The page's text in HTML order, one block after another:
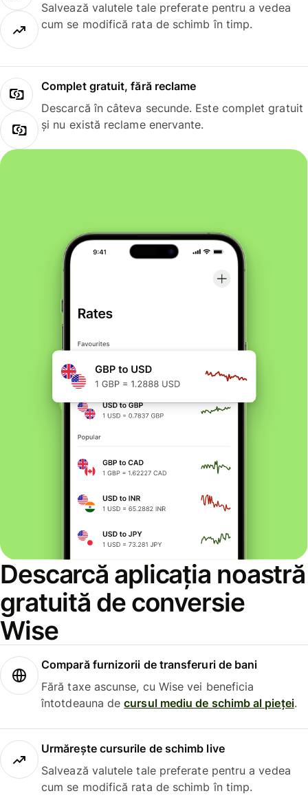
Salvează valutele tale preferate pentru a vedea
cum se modifică rata de schimb în timp.
Complet gratuit, fără reclame
Descarcă în câteva secunde. Este complet gratuit
și nu există reclame enervante.
Descarcă aplicația noastră
gratuită de conversie
Wise
Compară furnizorii de transferuri de bani
Fără taxe ascunse, cu Wise vei beneficia
întotdeauna decursul mediu de schimb al pieței.
Urmărește cursurile de schimb live
Salvează valutele tale preferate pentru a vedea
cum se modifică rata de schimb în timp.